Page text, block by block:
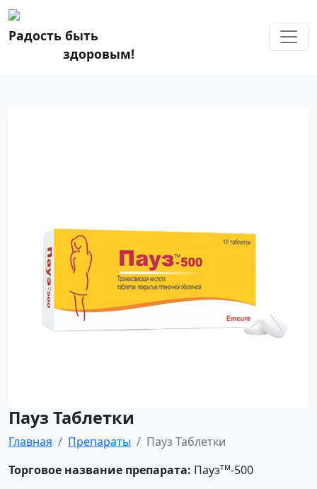
Радость быть
здоровым!
Пауз Таблетки
Главная Препараты
Пауз Таблетки
Торговое название препарата: Паузтм-500